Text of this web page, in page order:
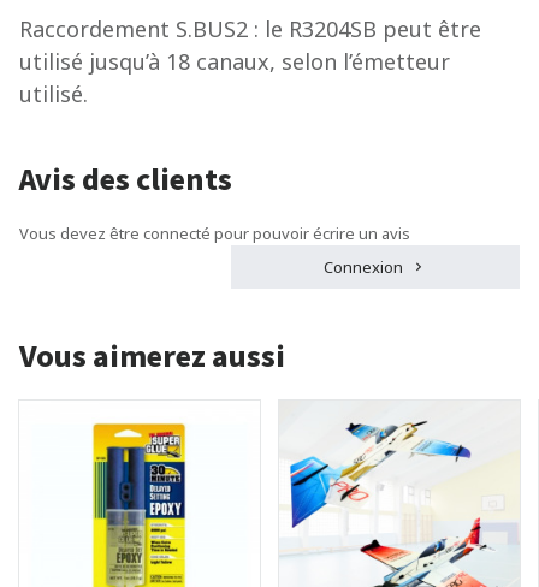
Raccordement S.BUS2 : le R3204SB peut être
utilisé jusqu’à 18 canaux, selon l’émetteur
utilisé.
Avis des clients
Vous devez être connecté pour pouvoir écrire un avis
Connexion
Vous aimerez aussi